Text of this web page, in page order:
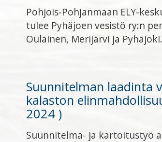
Pohjois-Pohjanmaan ELY-
tulee Pyhäjoen vesistö ry:n
Oulainen, Merijärvi ja Pyhäjoki.
Suunnitelman laadinta
kalaston
2024 )
Suunnitelma- ja kartoitustyö